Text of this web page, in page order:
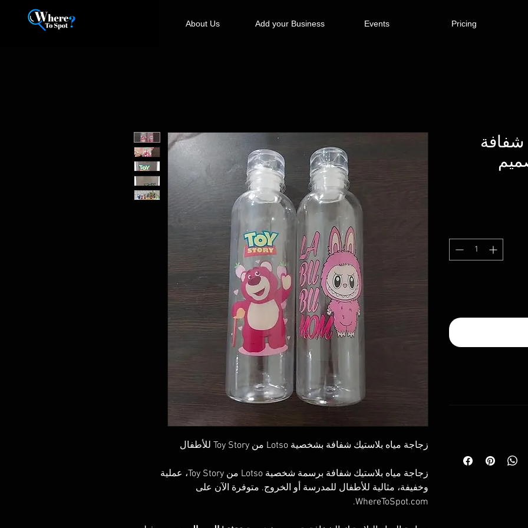
About Us Add your Business Events Pricing
زجاجة مياه بلاستيك شفافة بشخصية Lotso من Toy Story للأطفال
زجاجة مياه بلاستيك شفافة برسمة شخصية Lotso من Toy Story، عملية
وخفيفة، مثالية للأطفال للمدرسة أو الخروج. متوفرة الآن على
WhereToSpot.com.
شفافة
وقت التوصيل المتوقع: من 2 إلى 10 أيام عمل داخل
وغير مستخدم.